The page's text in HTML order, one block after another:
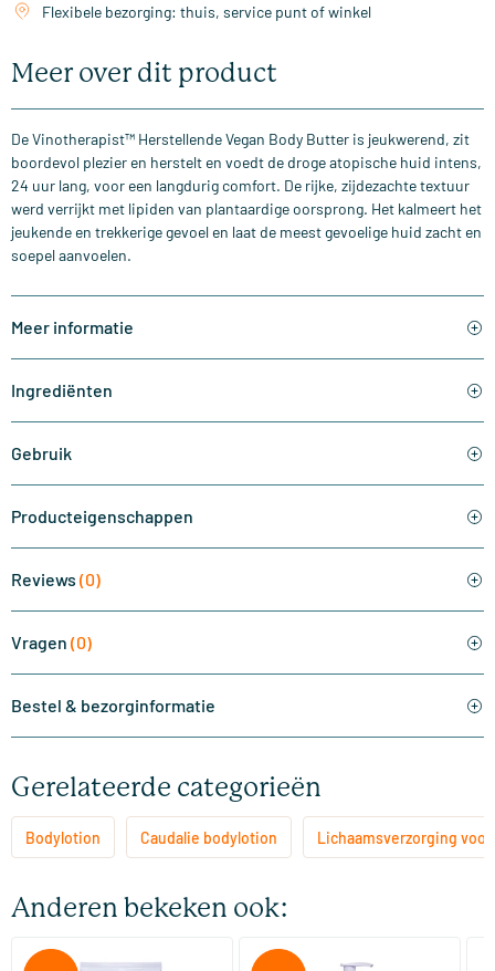
Flexibele bezorging: thuis, service punt of winkel
Meer over dit product
De Vinotherapist™ Herstellende Vegan Body Butter is jeukwerend, zit
boordevol plezier en herstelt en voedt de droge atopische huid intens,
24 uur lang, voor een langdurig comfort. De rijke, zijdezachte textuur
werd verrijkt met lipiden van plantaardige oorsprong. Het kalmeert het
jeukende en trekkerige gevoel en laat de meest gevoelige huid zacht en
soepel aanvoelen.
Meer informatie
Ingrediënten
Gebruik
Producteigenschappen
Reviews (0)
Vragen (0)
Bestel & bezorginformatie
Gerelateerde categorieën
Bodylotion Caudalie bodylotion Lichaamsverzorging
Anderen bekeken ook: